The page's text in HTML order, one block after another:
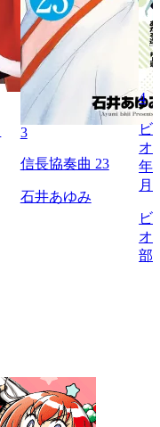
3
信長協奏曲 23
石井あゆみ
4
ビ
オ
年
月
ビ
オ
部